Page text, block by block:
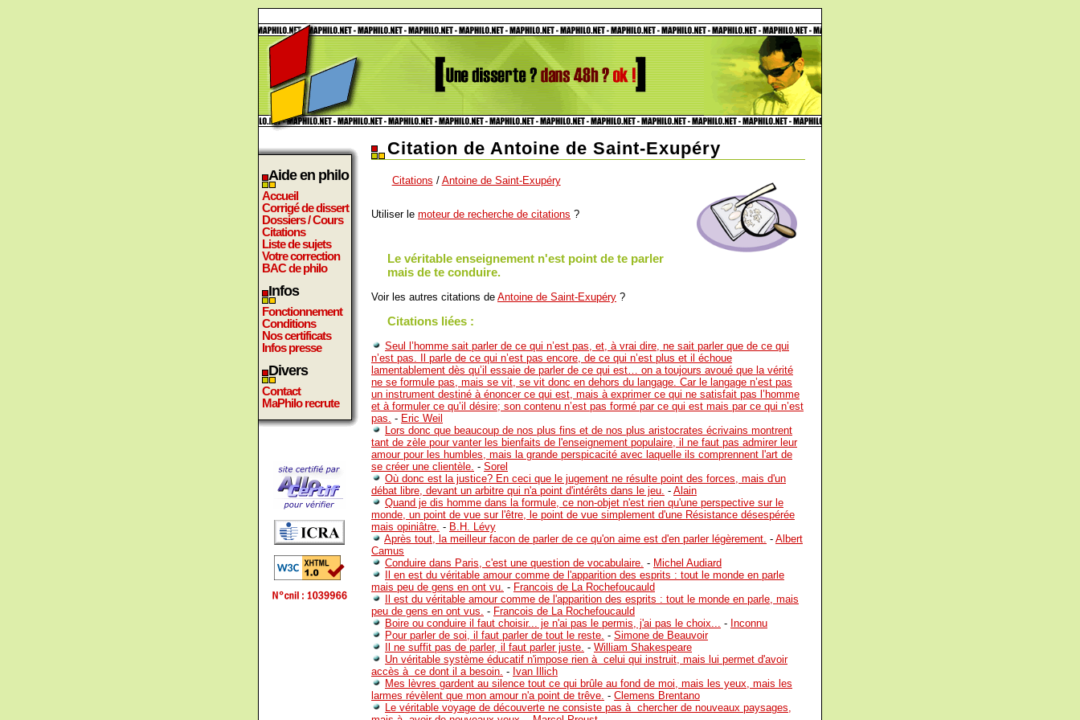
Aide en philo
Accueil
Corrigé de dissert
Dossiers / Cours
Citations
Liste de sujets
Votre correction
BAC de philo
Infos
Fonctionnement
Conditions
Nos certificats
Infos presse
Divers
Contact
MaPhilo recrute
Citation de Antoine de Saint-Exupéry
Citations / Antoine de Saint-Exupéry
Utiliser le moteur de recherche de citations ?
Le véritable enseignement n'est point de te parler
mais de te conduire.
Voir les autres citations de Antoine de Saint-Exupéry ?
Citations liées :
Seul l’homme sait parler de ce qui n’est pas, et, à vrai dire, ne sait parler que de ce qui
n’est pas. Il parle de ce qui n’est pas encore, de ce qui n’est plus et il échoue
lamentablement dès qu’il essaie de parler de ce qui est… on a toujours avoué que la vérité
ne se formule pas, mais se vit, se vit donc en dehors du langage. Car le langage n’est pas
un instrument destiné à énoncer ce qui est, mais à exprimer ce qui ne satisfait pas l’homme
et à formuler ce qu’il désire; son contenu n’est pas formé par ce qui est mais par ce qui n’est
pas. - Eric Weil
Lors donc que beaucoup de nos plus fins et de nos plus aristocrates écrivains montrent
tant de zèle pour vanter les bienfaits de l'enseignement populaire, il ne faut pas admirer leur
amour pour les humbles, mais la grande perspicacité avec laquelle ils comprennent l'art de
se créer une clientèle. - Sorel
Où donc est la justice? En ceci que le jugement ne résulte point des forces, mais d'un
débat libre, devant un arbitre qui n'a point d'intérêts dans le jeu. - Alain
Quand je dis homme dans la formule, ce non-objet n'est rien qu'une perspective sur le
monde, un point de vue sur l'être, le point de vue simplement d'une Résistance désespérée
mais opiniâtre. - B.H. Lévy
Après tout, la meilleur facon de parler de ce qu'on aime est d'en parler légèrement. - Albert
Camus
Conduire dans Paris, c'est une question de vocabulaire. - Michel Audiard
Il en est du véritable amour comme de l'apparition des esprits : tout le monde en parle
mais peu de gens en ont vu. - Francois de La Rochefoucauld
Il est du véritable amour comme de l'apparition des esprits : tout le monde en parle, mais
peu de gens en ont vus. - Francois de La Rochefoucauld
Boire ou conduire il faut choisir... je n'ai pas le permis, j'ai pas le choix... - Inconnu
Pour parler de soi, il faut parler de tout le reste. - Simone de Beauvoir
Il ne suffit pas de parler, il faut parler juste. - William Shakespeare
Un véritable système éducatif n'impose rien à celui qui instruit, mais lui permet d'avoir
accès à ce dont il a besoin. - Ivan Illich
Mes lèvres gardent au silence tout ce qui brûle au fond de moi, mais les yeux, mais les
larmes révèlent que mon amour n'a point de trêve. - Clemens Brentano
Le véritable voyage de découverte ne consiste pas à chercher de nouveaux paysages,